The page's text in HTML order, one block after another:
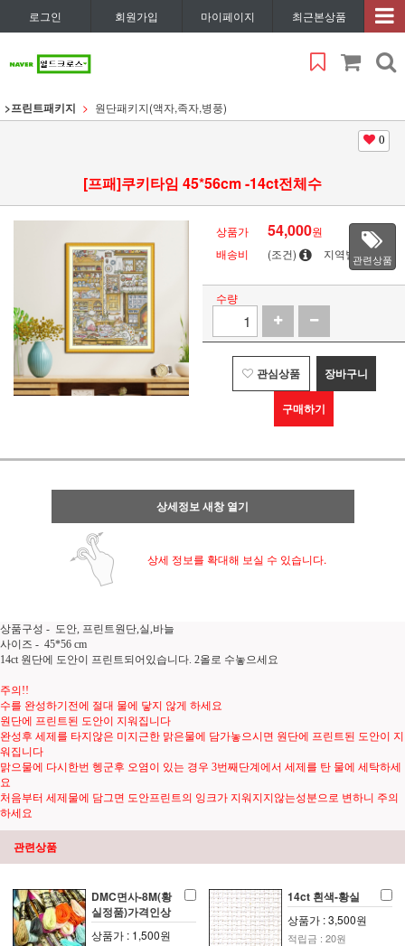
로그인 회원가입 마이페이지 최근본상품
>프린트패키지 원단패키지(액자,족자,병풍)
0
[프패]쿠키타임 45*56cm -14ct전체수
상품가 54,000원
배송비
(조건) 지역별관련상품
수량
관심상품 장바구니
구매하기
상세정보 새창 열기
상세 정보를 확대해 보실 수 있습니다.
상품구성 - 도안, 프린트원단,실,바늘
사이즈 - 45*56 cm
14ct 원단에 도안이 프린트되어있습니다. 2올로 수놓으세요
주의!!
수를 완성하기전에 절대 물에 닿지 않게 하세요
원단에 프린트된 도안이 지워집니다
완성후 세제를 타지않은 미지근한 맑은물에 담가놓으시면 원단에 프린트된 도안이 지
워집니다
맑으물에 다시한번 헹군후 오염이 있는 경우 3번째단계에서 세제를 탄 물에 세탁하세
요
처음부터 세제물에 담그면 도안프린트의 잉크가 지워지지않는성분으로 변하니 주의
하세요
관련상품
DMC면사-8M(황
실정품)가격인상
상품가 : 1,500원
14ct 흰색-황실
상품가 : 3,500원
적립금 : 20원